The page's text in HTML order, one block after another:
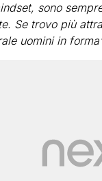
sono
Se trovo più
uomini in